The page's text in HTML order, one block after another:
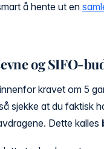
å hente ut en
og SIFO-
kravet om 5
sjekke at du faktisk
Dette kalles